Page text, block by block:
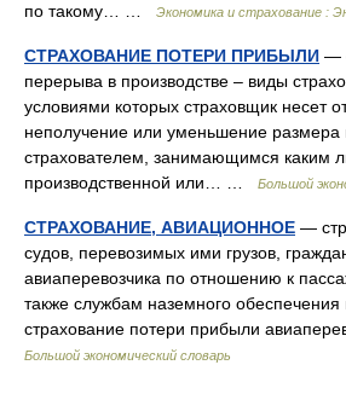
по такому… …
Экономика и страхование :
СТРАХОВАНИЕ ПОТЕРИ ПРИБЫЛИ —
перерыва в производстве – виды
условиями которых страховщик несет
неполучение или уменьшение размера
страхователем, занимающимся каким
производственной или… …
Большой
СТРАХОВАНИЕ, АВИАЦИОННОЕ —
судов, перевозимых ими грузов,
авиаперевозчика по отношению к
также службам наземного обеспечения
страхование потери прибыли
Большой экономический словарь